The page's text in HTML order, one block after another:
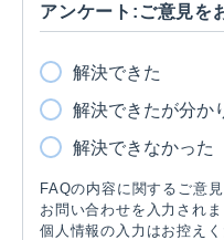
アンケート:ご意見を
解決できた
解決できたが分か
解決できなかった
FAQの内容に関するご意
お問い合わせを入力され
個人情報の入力はお控えく